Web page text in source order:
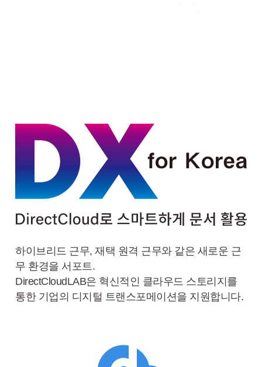
하이브리드 근무, 재택 원격 근무와 같은 새로운 근
무 환경을 서포트.
DirectCloudLAB은 혁신적인 클라우드 스토리지를
통한 기업의 디지털 트랜스포메이션을 지원합니다.